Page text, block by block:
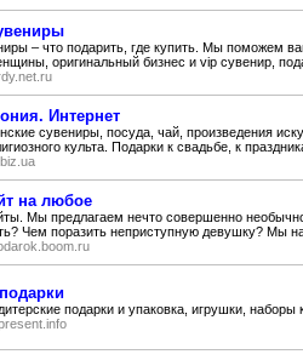
– что подарить, где купить. Мы поможем
оригинальный бизнес и vip сувенир,
Интернет
сувениры, посуда, чай, произведения
культа. Подарки к свадьбе, к
на любое
Мы предлагаем нечто совершенно
Чем поразить неприступную девушку? Мы
подарки и упаковка, игрушки, наборы